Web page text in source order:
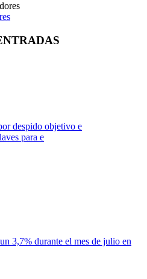
despido objetivo e
para e
3,7% durante el mes de julio en